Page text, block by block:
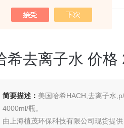
56
希去离子水 价格
简要描述： 美国哈希HACH,去离子水
4000ml/瓶。
由上海植茂环保科技有限公司现货提